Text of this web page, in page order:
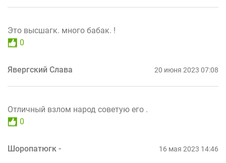
Это высшагк. много бабак. !
0
Явергский Слава 20 июня 2023 07:08
Отличный взлом народ советую его .
0
Шоропатюгк - 16 мая 2023 14:46